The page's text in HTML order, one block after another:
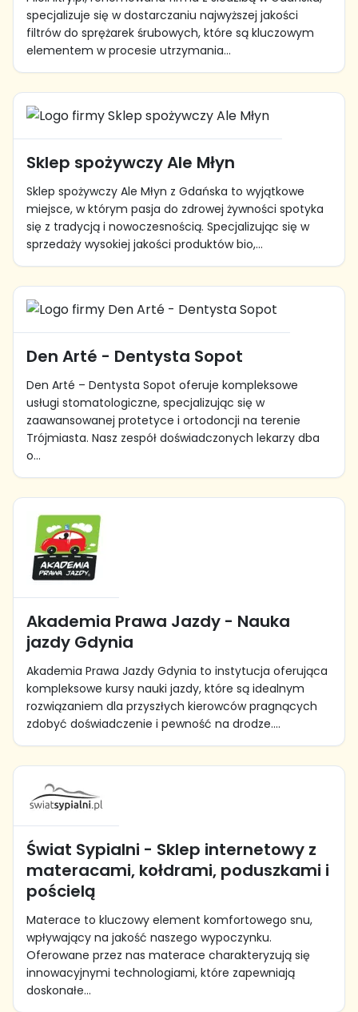
specjalizuje się w dostarczaniu najwyższej jakości
filtrów do sprężarek śrubowych, które są kluczowym
elementem w procesie utrzymania...
Sklep spożywczy Ale Młyn
Sklep spożywczy Ale Młyn z Gdańska to wyjątkowe
miejsce, w którym pasja do zdrowej żywności spotyka
się z tradycją i nowoczesnością. Specjalizując się w
sprzedaży wysokiej jakości produktów bio,...
Den Arté - Dentysta Sopot
Den Arté – Dentysta Sopot oferuje kompleksowe
usługi stomatologiczne, specjalizując się w
zaawansowanej protetyce i ortodoncji na terenie
Trójmiasta. Nasz zespół doświadczonych lekarzy dba
o...
Akademia Prawa Jazdy - Nauka
jazdy Gdynia
Akademia Prawa Jazdy Gdynia to instytucja oferująca
kompleksowe kursy nauki jazdy, które są idealnym
rozwiązaniem dla przyszłych kierowców pragnących
zdobyć doświadczenie i pewność na drodze....
Świat Sypialni - Sklep internetowy z
materacami, kołdrami, poduszkami i
pościelą
Materace to kluczowy element komfortowego snu,
wpływający na jakość naszego wypoczynku.
Oferowane przez nas materace charakteryzują się
innowacyjnymi technologiami, które zapewniają
doskonałe...